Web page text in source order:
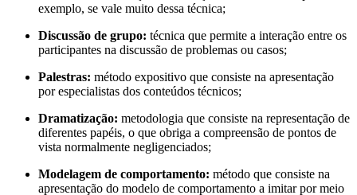
exemplo, se vale muito dessa técnica;
Discussão de grupo: técnica que permite a interação entre os
participantes na discussão de problemas ou casos;
Palestras: método expositivo que consiste na apresentação
por especialistas dos conteúdos técnicos;
Dramatização: metodologia que consiste na representação de
diferentes papéis, o que obriga a compreensão de pontos de
vista normalmente negligenciados;
Modelagem de comportamento: método que consiste na
apresentação do modelo de comportamento a imitar por meio